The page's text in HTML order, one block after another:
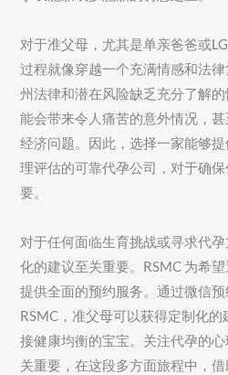
对于准父母，尤其是单亲爸爸或
过程就像穿越一个充满情感和法
州法律和潜在风险缺乏充分了解
能会带来令人痛苦的意外情况，
经济问题。因此，选择一家能够
理评估的可靠代孕公司，对于确
要。
对于任何面临生育挑战或寻求代
化的建议至关重要。RSMC 为希
提供全面的预约服务。通过微信
RSMC，准父母可以获得定制化
接健康均衡的宝宝。关注代孕的
关重要，在这段多方面旅程中，